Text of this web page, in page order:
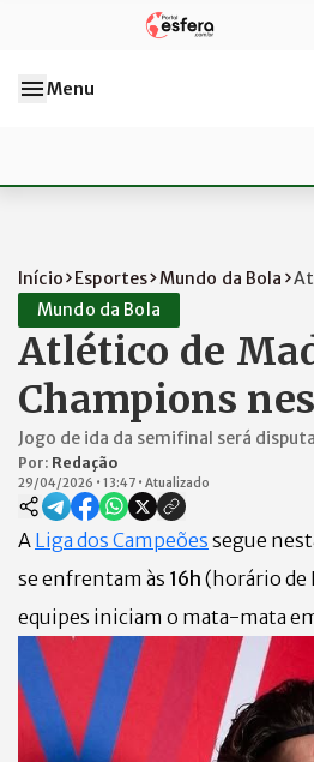
Menu
Início Esportes Mundo da Bola
Mundo da Bola
Atlético de
Champions
Jogo de ida da semifinal será
Por: Redação
29/04/2026 • 13:47 • Atualizado
A Liga dos Campeões segue
se enfrentam às 16h (horário de
equipes iniciam o mata-mata